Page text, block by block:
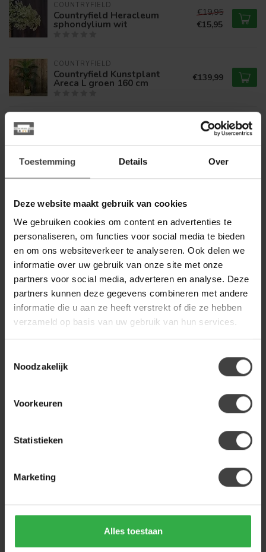
Toestemming Details Over
Deze website maakt gebruik van cookies
We gebruiken cookies om content en advertenties te
personaliseren, om functies voor social media te bieden
en om ons websiteverkeer te analyseren. Ook delen we
informatie over uw gebruik van onze site met onze
partners voor social media, adverteren en analyse. Deze
partners kunnen deze gegevens combineren met andere
informatie die u aan ze heeft verstrekt of die ze hebben
verzameld op basis van uw gebruik van hun services.
Noodzakelijk
Voorkeuren
Statistieken
Marketing
Alles toestaan
COUNTRYFIELD
Countryfield Heracleum
sphondylium wit
€19,95
€15,95
COUNTRYFIELD
Countryfield Kunstplant
Areca L groen 160 cm €139,99
€8,99
eettafel(12) eettafel elmwood(43) ronde eettafel (22)
Heb je een vraag over dit product?
Of heb je hulp nodig bij de bestelling? Neem gerust contact
op met onze klantenserviceinfo@dewoonwinkel.nlof+31
224 850 926. We helpen je graag.